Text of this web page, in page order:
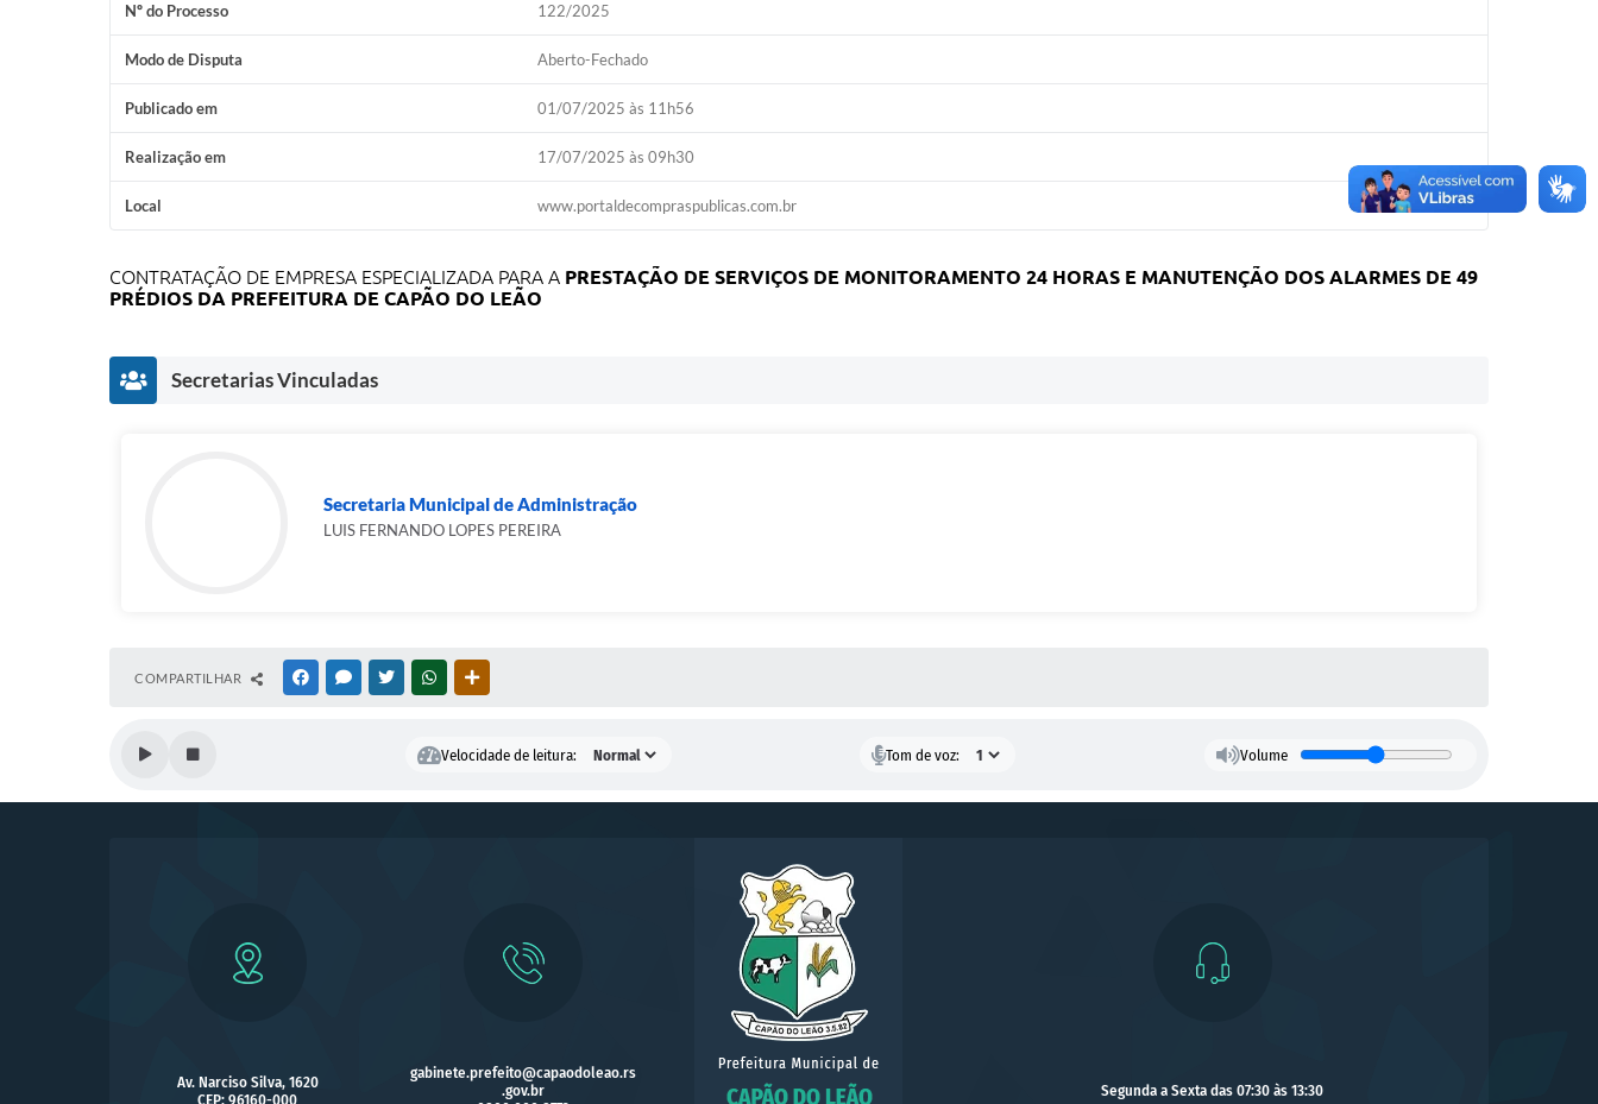
Nº do Processo 122/2025
Modo de Disputa Aberto-Fechado
Publicado em 01/07/2025 às 11h56
Realização em 17/07/2025 às 09h30
Local www.portaldecompraspublicas.com.br
CONTRATAÇÃO DE EMPRESA ESPECIALIZADA PARA A PRESTAÇÃO DE SERVIÇOS DE MONITORAMENTO 24 HORAS E MANUTENÇÃO DOS ALARMES DE 49
PRÉDIOS DA PREFEITURA DE CAPÃO DO LEÃO
Secretarias Vinculadas
Secretaria Municipal de Administração
LUIS FERNANDO LOPES PEREIRA
COMPARTILHAR FACEBOOKMESSENGER
TWITTERWHATSAPP
Velocidade de leitura: Tom de voz: Volume
Av. Narciso Silva, 1620
CEP: 96160-000
gabinete.prefeito@capaodoleao.rs
.gov.br
Segunda a Sexta das 07:30 às 13:30